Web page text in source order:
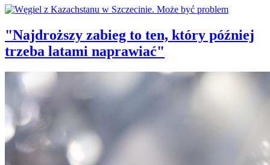
"Najdroższy zabieg to ten, który później
trzeba latami naprawiać"